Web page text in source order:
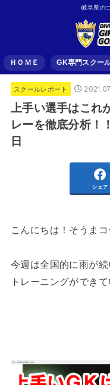
岐阜県の
ＨＯＭＥ GK専門スクー
スクールレポート
上手い選手はこれ
レーを徹底分析
日
シェア
こんにちは！そうまコ
今週は全国的に雨が
トレーニングができ